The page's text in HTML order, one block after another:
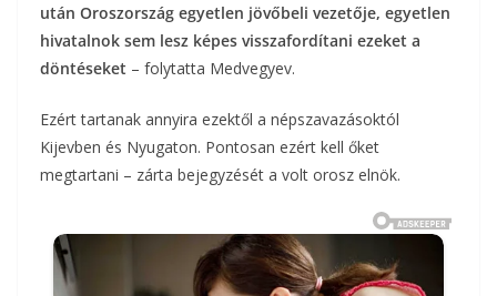
után Oroszország egyetlen jövőbeli vezetője, egyetlen
hivatalnok sem lesz képes visszafordítani ezeket a
döntéseket – folytatta Medvegyev.
Ezért tartanak annyira ezektől a népszavazásoktól
Kijevben és Nyugaton. Pontosan ezért kell őket
megtartani – zárta bejegyzését a volt orosz elnök.